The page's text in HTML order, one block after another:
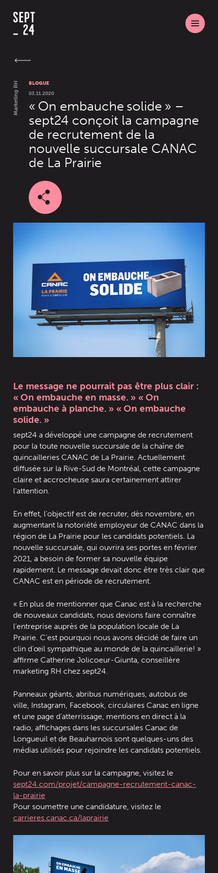
Marketing RH
BLOGUE
03.11.2020
« On embauche solide » –
sept24 conçoit la campagne
de recrutement de la
nouvelle succursale CANAC
de La Prairie
Le message ne pourrait pas être plus clair :
« On embauche en masse. » « On
embauche à planche. » « On embauche
solide. »
sept24 a développé une campagne de recrutement
pour la toute nouvelle succursale de la chaîne de
quincailleries CANAC de La Prairie. Actuellement
diffusée sur la Rive-Sud de Montréal, cette campagne
claire et accrocheuse saura certainement attirer
l’attention.
En effet, l’objectif est de recruter, dès novembre, en
augmentant la notoriété employeur de CANAC dans la
région de La Prairie pour les candidats potentiels. La
nouvelle succursale, qui ouvrira ses portes en février
2021, a besoin de former sa nouvelle équipe
rapidement. Le message devait donc être très clair que
CANAC est en période de recrutement.
« En plus de mentionner que Canac est à la recherche
de nouveaux candidats, nous devions faire connaître
l’entreprise auprès de la population locale de La
Prairie. C’est pourquoi nous avons décidé de faire un
clin d’œil sympathique au monde de la quincaillerie! »
affirme Catherine Jolicoeur-Giunta, conseillère
marketing RH chez sept24.
Panneaux géants, abribus numériques, autobus de
ville, Instagram, Facebook, circulaires Canac en ligne
et une page d’atterrissage, mentions en direct à la
radio, affichages dans les succursales Canac de
Longueuil et de Beauharnois sont quelques-uns des
médias utilisés pour rejoindre les candidats potentiels.
Pour en savoir plus sur la campagne, visitez le
sept24.com/projet/campagne-recrutement-canac-
la-prairie
Pour soumettre une candidature, visitez le
carrieres.canac.ca/laprairie